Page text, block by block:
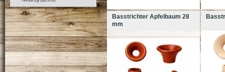
Basstrichter Apfelbaum 28
mm